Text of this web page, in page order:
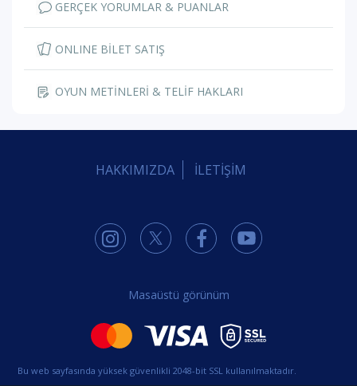
GERÇEK YORUMLAR & PUANLAR
ONLINE BİLET SATIŞ
OYUN METİNLERİ & TELİF HAKLARI
HAKKIMIZDA İLETİŞİM
Masaüstü görünüm
Bu web sayfasında yüksek güvenlikli 2048-bit SSL kullanılmaktadır.